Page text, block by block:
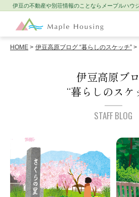
伊豆の不動産や別荘情報のことなら メープルハウ
HOME 伊豆高原ブログ “暮らしのスケッチ”
伊豆高原ブ
“暮らしのスケ
STAFF BLOG